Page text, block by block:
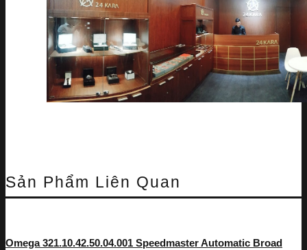
Sản Phẩm Liên Quan
Omega 321.10.42.50.04.001 Speedmaster Automatic Broad